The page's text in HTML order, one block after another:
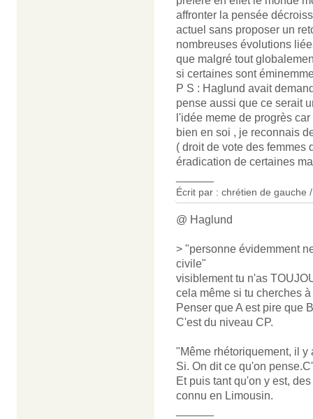
affronter la pensée
actuel sans proposer un
nombreuses évolutions
que malgré tout
si certaines sont
P S : Haglund avait
pense aussi que ce serait
l'idée meme de progrès
bien en soi , je reconnais
( droit de vote des femmes
éradication de certaines
Écrit par : chrétien de gauche
@ Haglund
> "personne évidemment
civile"
visiblement tu n'as
cela même si tu cherches à
Penser que A est pire que
C'est du niveau CP.
"Même rhétoriquement, il
Si. On dit ce qu'on
Et puis tant qu'on y est,
connu en Limousin.